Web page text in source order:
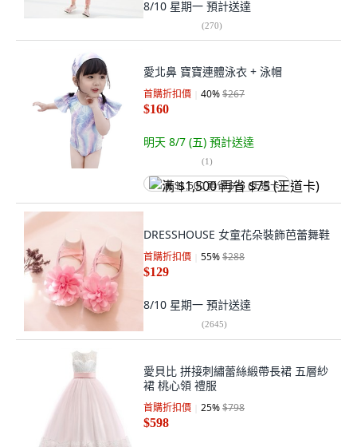
8/10 星期一 預計送達
(270)
愛北鼻 寶寶連體泳衣 + 泳帽
首購折扣價 40%$267
$160
明天 8/7 (五) 預計送達
(1)
满 $1,500 再省 $75 (王道卡)
DRESSHOUSE 女童花朵裝飾芭蕾舞鞋
首購折扣價 55%$288
$129
8/10 星期一 預計送達
(2645)
愛貝比 拼接刺繡蕾絲緞帶長裙 五層紗
裙 桃心領 禮服
首購折扣價 25%$798
$598